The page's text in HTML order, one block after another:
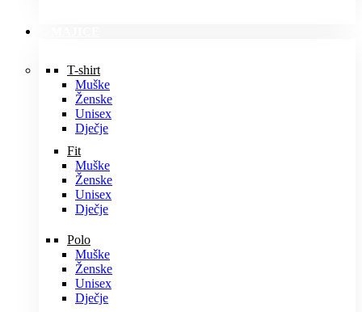
T-shirt
Muške
Ženske
Unisex
Dječje
Fit
Muške
Ženske
Unisex
Dječje
Polo
Muške
Ženske
Unisex
Dječje